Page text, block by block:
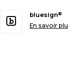
bluesign®
En savoir